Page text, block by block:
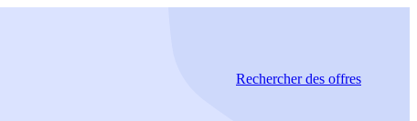
Rechercherdes offres